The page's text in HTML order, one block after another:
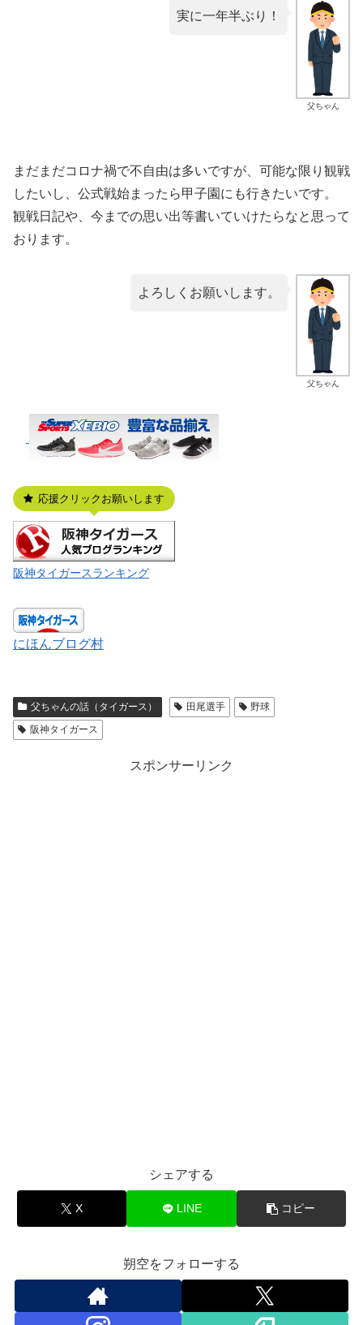
父ちゃん
実に一年半ぶり！
まだまだコロナ禍で不自由は多いですが、可能な限り観戦
したいし、公式戦始まったら甲子園にも行きたいです。
観戦日記や、今までの思い出等書いていけたらなと思って
おります。
父ちゃん
よろしくお願いします。
応援クリックお願いします
阪神タイガースランキング
にほんブログ村
父ちゃんの話（タイガース） 田尾選手
野球
阪神タイガース
スポンサーリンク
シェアする
X LINE コピー
朔空をフォローする